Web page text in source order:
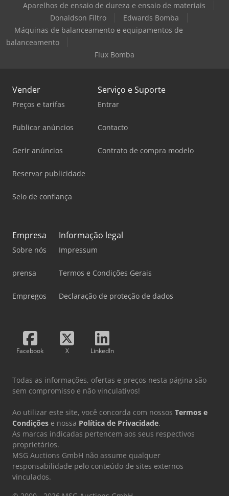
Aparelhos de ensaio de dureza e ensaio de materiais
Donaldson Filtro
Edwards Bomba
Máquinas de balanceamento e equipamentos de
balanceamento
Flux Bomba
Vender
Preços e tarifas
Publicar anúncios
Gerir anúncios
Reservar publicidade
Selo de confiança
Serviço e Suporte
Entrar
Contacto
Contrato de compra modelo
Empresa
Sobre nós
prensa
Empregos
Informação legal
Impressum
Termos e Condições Gerais
Declaração de proteção de dados
Facebook X LinkedIn
Todas as informações, ofertas e preços nesta página são
sem compromisso e não vinculativos!
Ao utilizar este site, você concorda com nossos Termos e
Condições e nossa Política de Privacidade.
As marcas indicadas pertencem aos seus respectivos
proprietários.
MSG Auctions GmbH não assume qualquer
responsabilidade pelo conteúdo de sites externos
vinculados.